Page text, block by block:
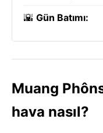
🌇 Gün Batımı:
Muang
hava nasıl?